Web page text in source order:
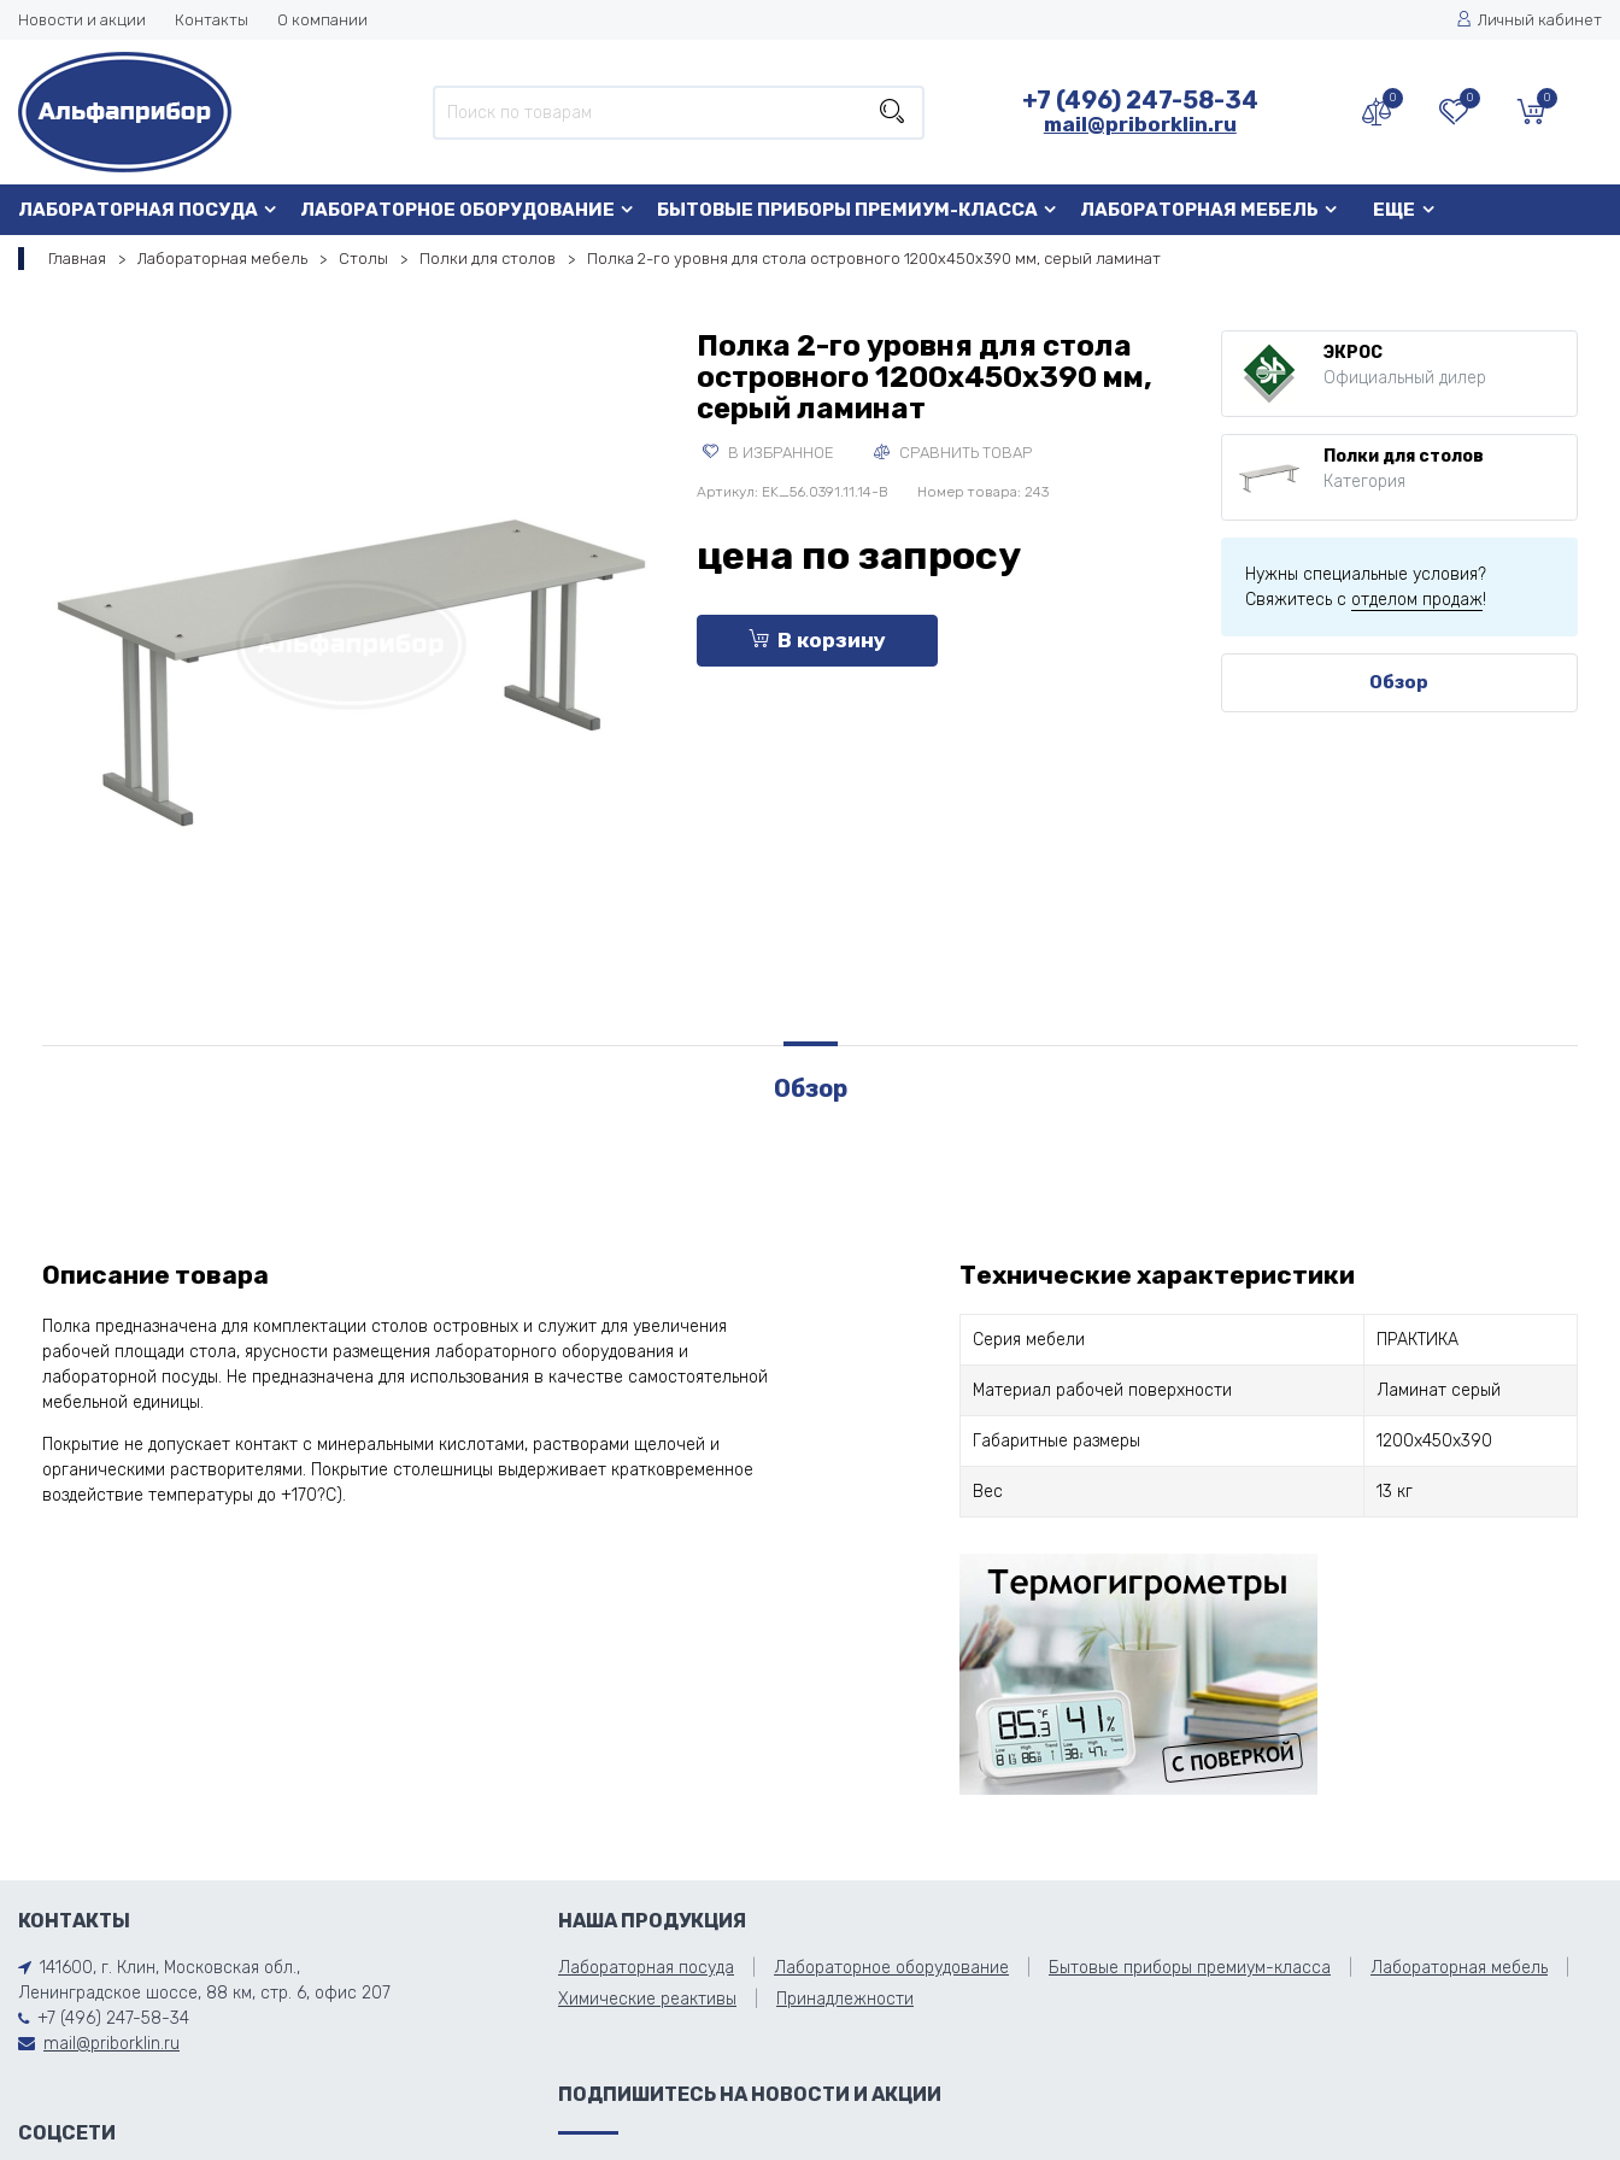
Новости и акции Контакты О компании Личный кабинет
+7 (496) 247-58-34
mail@priborklin.ru
0 0 0
ЛАБОРАТОРНАЯ ПОСУДА ЛАБОРАТОРНОЕ ОБОРУДОВАНИЕ БЫТОВЫЕ ПРИБОРЫ ПРЕМИУМ-КЛАССА ЛАБОРАТОРНАЯ МЕБЕЛЬ ЕЩЕ
Главная Лабораторная мебель Столы Полки для столов Полка 2-го уровня для стола островного 1200х450х390 мм, серый ламинат
Полка 2-го уровня для стола
островного 1200х450х390 мм,
серый ламинат
В ИЗБРАННОЕ СРАВНИТЬ ТОВАР
Артикул: EK_56.0391.11.14-В Номер товара: 243
цена по запросу
В корзину
ЭКРОС
Официальный дилер
Полки для столов
Категория
Нужны специальные условия?
Свяжитесь с отделом продаж!
Обзор
Обзор
Описание товара
Полка предназначена для комплектации столов островных и служит для увеличения
рабочей площади стола, ярусности размещения лабораторного оборудования и
лабораторной посуды. Не предназначена для использования в качестве самостоятельной
мебельной единицы.
Покрытие не допускает контакт с минеральными кислотами, растворами щелочей и
органическими растворителями. Покрытие столешницы выдерживает кратковременное
воздействие температуры до +170?С).
Технические характеристики
Серия мебели ПРАКТИКА
Материал рабочей поверхности Ламинат серый
Габаритные размеры 1200х450х390
Вес 13 кг
КОНТАКТЫ
141600, г. Клин, Московская обл.,
Ленинградское шоссе, 88 км, стр. 6, офис 207
+7 (496) 247-58-34
mail@priborklin.ru
СОЦСЕТИ
НАША ПРОДУКЦИЯ
Лабораторная посуда Лабораторное оборудование Бытовые приборы премиум-класса
Лабораторная мебель
Химические реактивы
Принадлежности
ПОДПИШИТЕСЬ НА НОВОСТИ И АКЦИИ